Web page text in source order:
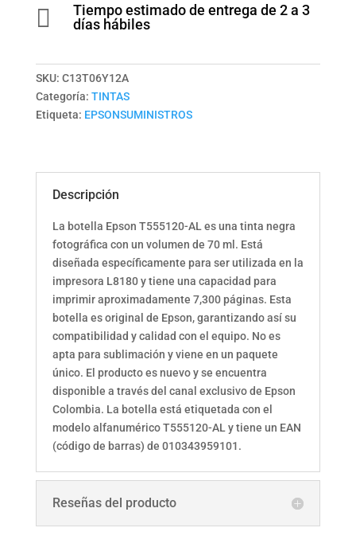
T555120
70
ml
COLOR

Tiempo estimado de entrega de 2 a 3
días hábiles
SKU: C13T06Y12A
Categoría: TINTAS
Etiqueta: EPSONSUMINISTROS
Descripción
La botella Epson T555120-AL es una tinta negra
fotográfica con un volumen de 70 ml. Está
diseñada específicamente para ser utilizada en la
impresora L8180 y tiene una capacidad para
imprimir aproximadamente 7,300 páginas. Esta
botella es original de Epson, garantizando así su
compatibilidad y calidad con el equipo. No es
apta para sublimación y viene en un paquete
único. El producto es nuevo y se encuentra
disponible a través del canal exclusivo de Epson
Colombia. La botella está etiquetada con el
modelo alfanumérico T555120-AL y tiene un EAN
(código de barras) de 010343959101.
Reseñas del producto